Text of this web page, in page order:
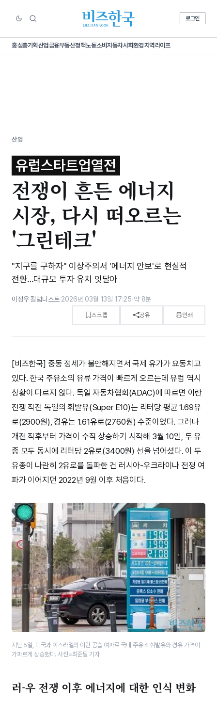
로그인
홈심층기획산업금융부동산정책노동소비 자동차사회환경지역라이프
산업
유럽스타트업열전
전쟁이 흔든 에너지
시장, 다시 떠오르는
'그린테크'
"지구를 구하자" 이상주의서 '에너지 안보'로 현실적
전환…대규모 투자 유치 잇달아
이정우 칼럼니스트·2026년 03월 13일 17:25·약 8분
스크랩 공유 인쇄
[비즈한국] 중동 정세가 불안해지면서 국제 유가가 요동치고
있다. 한국 주유소의 유류 가격이 빠르게 오르는데 유럽 역시
상황이 다르지 않다. 독일 자동차협회(ADAC)에 따르면 이란
전쟁 직전 독일의 휘발유(Super E10)는 리터당 평균 1.69유
로(2900원), 경유는 1.61유로(2760원) 수준이었다. 그러나
개전 직후부터 가격이 수직 상승하기 시작해 3월 10일, 두 유
종 모두 동시에 리터당 2유로(3400원) 선을 넘어섰다. 이 두
유종이 나란히 2유로를 돌파한 건 러시아-우크라이나 전쟁 여
파가 이어지던 2022년 9월 이후 처음이다.
지난 5일, 미국과 이스라엘의 이란 공습 여파로 국내 주유소 휘발유와 경유 가격이
가파르게 상승했다. 사진=최준필 기자
러-우 전쟁 이후 에너지에 대한 인식 변화